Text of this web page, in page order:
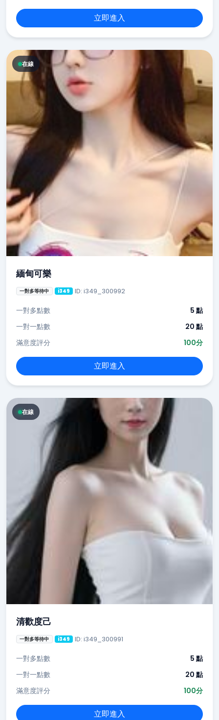
立即進入
在線
緬甸可樂
一對多等待中 i349 ID: i349_300992
一對多點數
5 點
一對一點數
20 點
滿意度評分
100分
立即進入
在線
清歡度己
一對多等待中 i349 ID: i349_300991
一對多點數
5 點
一對一點數
20 點
滿意度評分
100分
立即進入